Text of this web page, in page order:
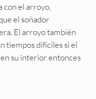
con el arroyo,
el soñador
El arroyo también
tiempos difíciles si el
su interior entonces